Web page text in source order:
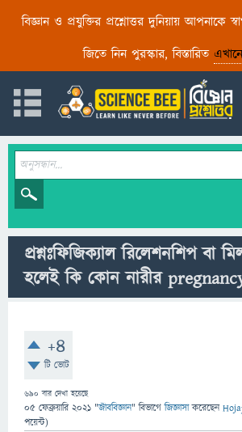
বিজ্ঞান ও প্রযুক্তির প্রশ্নোত্তর দুনিয়ায় আপনাকে
জিতে নিন পুরস্কার, বিস্তারিত এখানে
প্রশ্নঃফিজিক্যাল রিলেশনশিপ বা
হলেই কি কোন নারীর
+4
টি ভোট
690 বার দেখা হয়েছে
05 ফেব্রুয়ারি 2021 "জীববিজ্ঞান" বিভাগে জিজ্ঞাসাকরেছেন
পয়েন্ট)